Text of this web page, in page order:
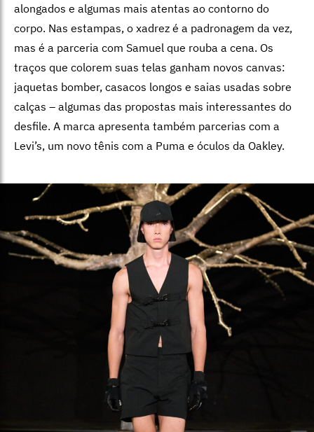
alongados e algumas mais atentas ao contorno do
corpo. Nas estampas, o xadrez é a padronagem da vez,
mas é a parceria com Samuel que rouba a cena. Os
traços que colorem suas telas ganham novos canvas:
jaquetas bomber, casacos longos e saias usadas sobre
calças – algumas das propostas mais interessantes do
desfile. A marca apresenta também parcerias com a
Levi’s, um novo tênis com a Puma e óculos da Oakley.